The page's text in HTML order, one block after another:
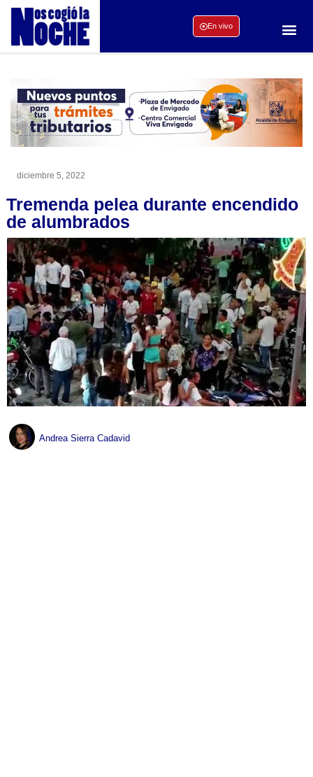
En vivo
diciembre 5, 2022
Tremenda pelea durante encendido
de alumbrados
Andrea Sierra Cadavid